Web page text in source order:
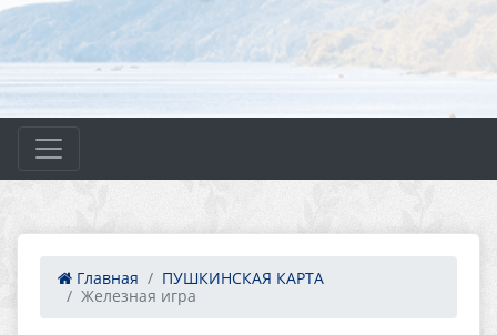
Главная
ПУШКИНСКАЯ КАРТА
Железная игра